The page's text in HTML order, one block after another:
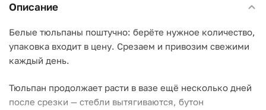
Описание
Белые тюльпаны поштучно: берёте нужное количество,
упаковка входит в цену. Срезаем и привозим свежими
каждый день.
Тюльпан продолжает расти в вазе ещё несколько дней
после срезки — стебли вытягиваются, бутон